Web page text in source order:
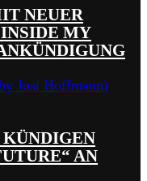
NEUER
MY
KÜNDIGEN
AN